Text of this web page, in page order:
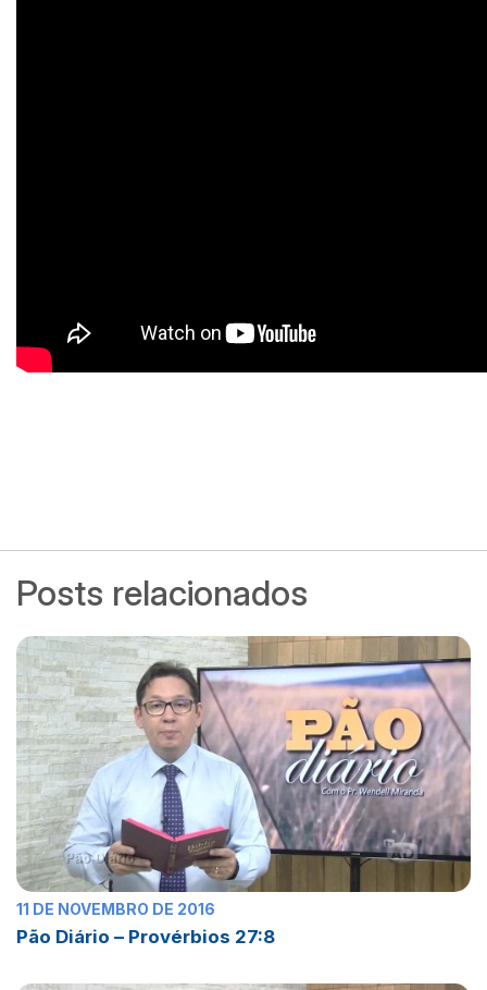
Posts relacionados
11 DE NOVEMBRO DE 2016
Pão Diário – Provérbios 27:8